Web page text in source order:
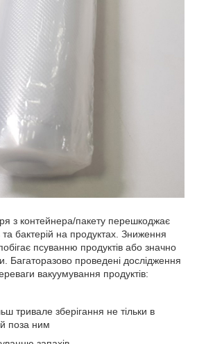
з контейнера/пакету перешкоджає
та бактерій на продуктах. Зниження
псуванню продуктів або значно
Багаторазово проведені дослідження
вакуумування продуктів:
тривале зберігання не тільки в
поза ним